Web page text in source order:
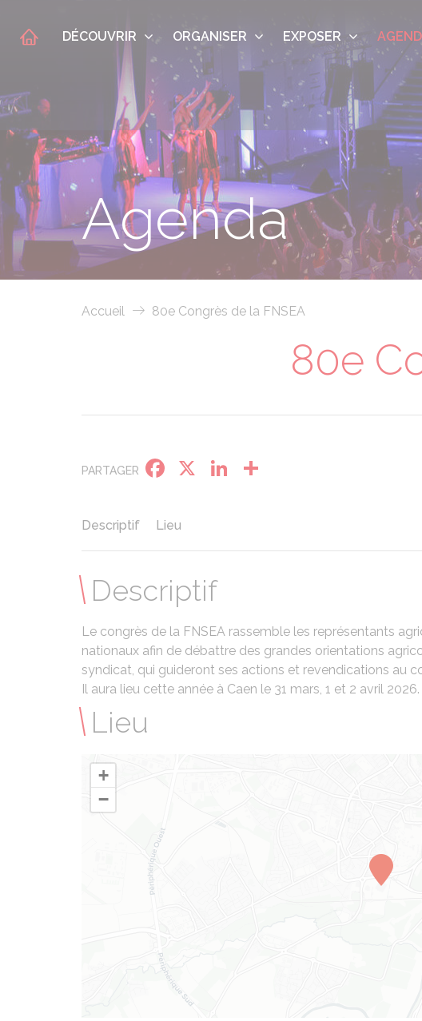
DÉCOUVRIR ORGANISER EXPOSER
Agenda
Accueil 80e Congrès de la FNSEA
80e
PARTAGER Facebook
X LinkedIn
Descriptif Lieu
Descriptif
Le congrès de la FNSEA rassemble les représentants
nationaux afin de débattre des grandes orientations
syndicat, qui guideront ses actions et revendications au
Il aura lieu cette année à Caen le 31 mars, 1 et 2 avril 2026.
Lieu
+
−